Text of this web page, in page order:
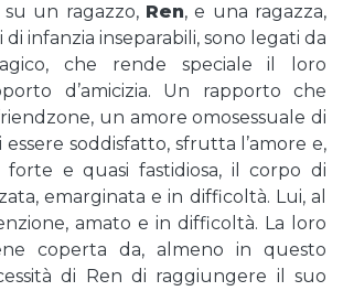
un ragazzo, Ren, e una ragazza,
di infanzia inseparabili, sono legati da
che rende speciale il loro
d’amicizia. Un rapporto che
un amore omosessuale di
soddisfatto, sfrutta l’amore e,
e quasi fastidiosa, il corpo di
emarginata e in difficoltà. Lui, al
amato e in difficoltà. La loro
coperta da, almeno in questo
di Ren di raggiungere il suo